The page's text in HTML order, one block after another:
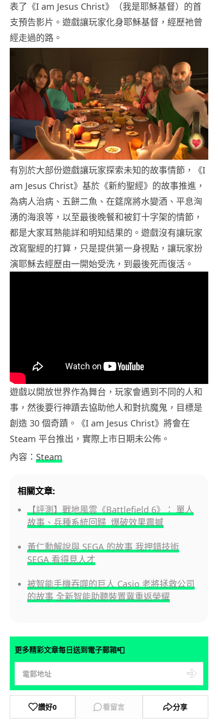
表了《I am Jesus Christ》（我是耶穌基督）的首
支預告影片。遊戲讓玩家化身耶穌基督，經歷祂曾
經走過的路。
有別於大部份遊戲讓玩家探索未知的故事情節，《I
am Jesus Christ》基於《新約聖經》的故事推進，
為病人治病、五餅二魚、在筵席將水變酒、平息洶
湧的海浪等，以至最後晚餐和被釘十字架的情節，
都是大家耳熟能詳和明知結果的。遊戲沒有讓玩家
改寫聖經的打算，只是提供第一身視點，讓玩家扮
演耶穌去經歷由一開始受洗，到最後死而復活。
遊戲以開放世界作為舞台，玩家會遇到不同的人和
事，然後要行神蹟去協助他人和對抗魔鬼，目標是
創造 30 個奇蹟。《I am Jesus Christ》將會在
Steam 平台推出，實際上市日期未公佈。
內容： Steam
相關文章:
【評測】戰地風雲《Battlefield 6》： 單人
故事、兵種系統回歸 爆破效果震撼
黃仁勳解說與 SEGA 的故事 我押錯技術
SEGA 看得見人才
被智能手機吞噬的巨人 Casio 老將拯救公司
的故事 全新智能助聽裝置冀重返榮耀
更多精彩文章每日送到電子郵箱📮
讚好0 看留言 分享